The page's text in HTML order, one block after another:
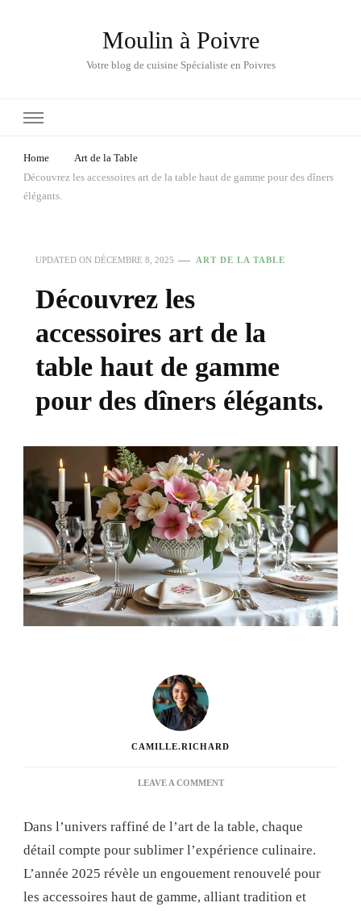
Moulin à Poivre
Votre blog de cuisine Spécialiste en Poivres
Home
Art de la Table
Découvrez les accessoires art de la table haut de gamme pour des dîners
élégants.
UPDATED ON DÉCEMBRE 8, 2025 ART DE LA TABLE
Découvrez les
accessoires art de la
table haut de gamme
pour des dîners élégants.
CAMILLE.RICHARD
LEAVE A COMMENTON
ACCESSOIRES
ART
LA
HAUT
Dans l’univers raffiné de l’art de la table, chaque
détail compte pour sublimer l’expérience culinaire.
L’année 2025 révèle un engouement renouvelé pour
les accessoires haut de gamme, alliant tradition et